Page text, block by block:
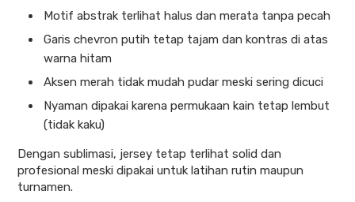
Motif abstrak terlihat halus dan merata tanpa pecah
Garis chevron putih tetap tajam dan kontras di atas
warna hitam
Aksen merah tidak mudah pudar meski sering dicuci
Nyaman dipakai karena permukaan kain tetap lembut
(tidak kaku)
Dengan sublimasi, jersey tetap terlihat solid dan
profesional meski dipakai untuk latihan rutin maupun
turnamen.